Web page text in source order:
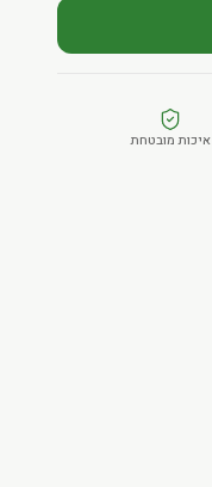
איכות מובטחת